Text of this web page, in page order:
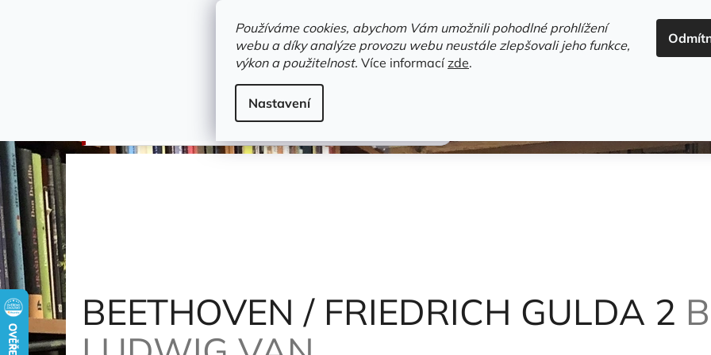
Používáme cookies, abychom Vám umožnili pohodlné prohlížení
webu a díky analýze provozu webu neustále zlepšovali jeho funkce,
výkon a použitelnost. Více informacízde.
Nastavení
HLEDAT
Novinky Trvalky a bestsellery
BEETHOVEN / FRIEDRICH GULDA 2Beethoven Ludwig van
BEETHOVEN / FRIEDRICH GULDA 2